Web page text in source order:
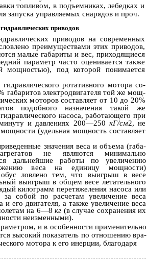
топливом, в подъемниках, лебедках и
запуска управляемых снарядов и проч.
приводов
приводов на современных
преимуществами этих приводов,
малые габариты и вес, приходящиеся
параметр часто оценивается также
мощностью), под которой понимается
ротативного мотора со­
габаритов электродвигателя той же мощ­
моторов составляет от 10 до 20%
подобного назначения такой же
насоса, работающего при
и давлениях 200—250 кГ/см2, не
мощности (удельная мощность составляет
значения веса и объема (габа­
не являются минимально
дальнейшие работы по увеличению
веса на единицу мощности)
обус­ ловлено тем, что выигрыш в весе
выигрыш в общем весе летательного
килограмм перетяжеления насоса или
за собой по расчетам увеличение веса
и его двигателя, а также увеличение веса
на 6—8кг (в случае сохранения их
неизменными).
и в особенности применительно
высокий показатель по отношению вра­
мотора к его инерции, благодаря